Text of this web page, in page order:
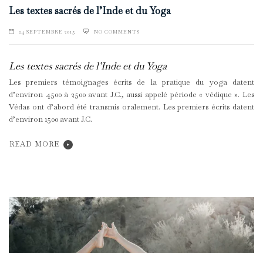
Les textes sacrés de l’Inde et du Yoga
24 SEPTEMBRE 2015 NO COMMENTS
Les textes sacrés de l’Inde et du Yoga
Les premiers témoignages écrits de la pratique du yoga datent
d’environ 4500 à 2500 avant J.C., aussi appelé période « védique ». Les
Védas ont d’abord été transmis oralement. Les premiers écrits datent
d’environ 1500 avant J.C.
READ MORE